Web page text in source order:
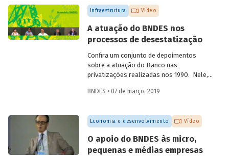
o país começou a ficar moderno. Em
vídeo, dois ex-empregados do Banco que
trajetória da instituição abordam
questões que demonstram a importância
e o valor agregado pelo BNDES ao
projeto de desenvolvimento nacional.
Infraestrutura Vídeo
A atuação do BNDES nos
processos de desestatização
Confira um conjunto de depoimentos
sobre a atuação do Banco nas
privatizações realizadas nos 1990. Nele,
desafios enfrentados à época e sobre os
dessas desestatizações.
BNDES • 07 de março, 2019
Economia e desenvolvimento Vídeo
O apoio do BNDES às micro,
pequenas e médias empresas